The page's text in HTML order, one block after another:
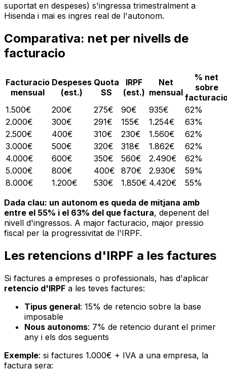
suportat en despeses) s'ingressa trimestralment a
Hisenda i mai es ingres real de l'autonom.
Comparativa: net per nivells de
facturacio
Facturacio
mensual
Despeses
(est.)
Quota
SS
IRPF
(est.)
Net
mensual
% net
sobre
1.500€
200€ 275€ 90€ 935€
62%
2.000€
300€ 291€ 155€ 1.254€
63%
2.500€
400€ 310€ 230€ 1.560€
62%
3.000€
500€ 320€ 318€ 1.862€
62%
4.000€
600€ 350€ 560€ 2.490€
62%
5.000€
800€ 400€ 870€ 2.930€
59%
8.000€
1.200€ 530€ 1.850€ 4.420€
55%
Dada clau: un autonom es queda de mitjana amb
entre el 55% i el 63% del que factura, depenent del
nivell d'ingressos. A major facturacio, major pressio
fiscal per la progressivitat de l'IRPF.
Les retencions d'IRPF a les factures
Si factures a empreses o professionals, has d'aplicar
retencio d'IRPF a les teves factures:
Tipus general: 15% de retencio sobre la base
imposable
Nous autonoms: 7% de retencio durant el primer
any i els dos seguents
Exemple: si factures 1.000€ + IVA a una empresa, la
factura sera: